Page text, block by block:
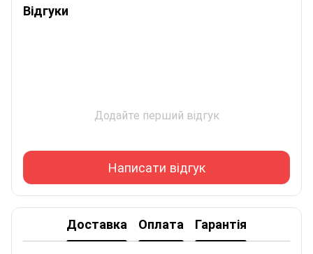
Відгуки
Додайте перший відгук
Написати відгук
Доставка Оплата Гарантія